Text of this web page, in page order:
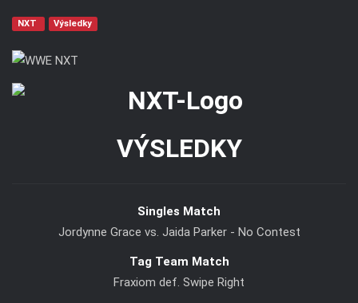
NXT Výsledky
VÝSLEDKY
Singles Match
Jordynne Grace vs. Jaida Parker - No Contest
Tag Team Match
Fraxiom def. Swipe Right